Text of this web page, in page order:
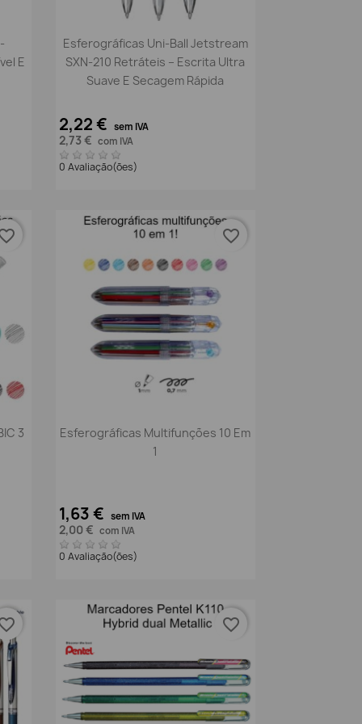
E
Vista rápida
Esferográficas Uni-Ball Jetstream
SXN-210 Retráteis – Escrita Ultra
Suave E Secagem Rápida
2,22 € sem IVA
2,73 € com IVA
0 Avaliação(ões)
3
Vista rápida
Esferográficas Multifunções 10 Em
1
1,63 € sem IVA
2,00 € com IVA
0 Avaliação(ões)
favorite_border
favorite_border